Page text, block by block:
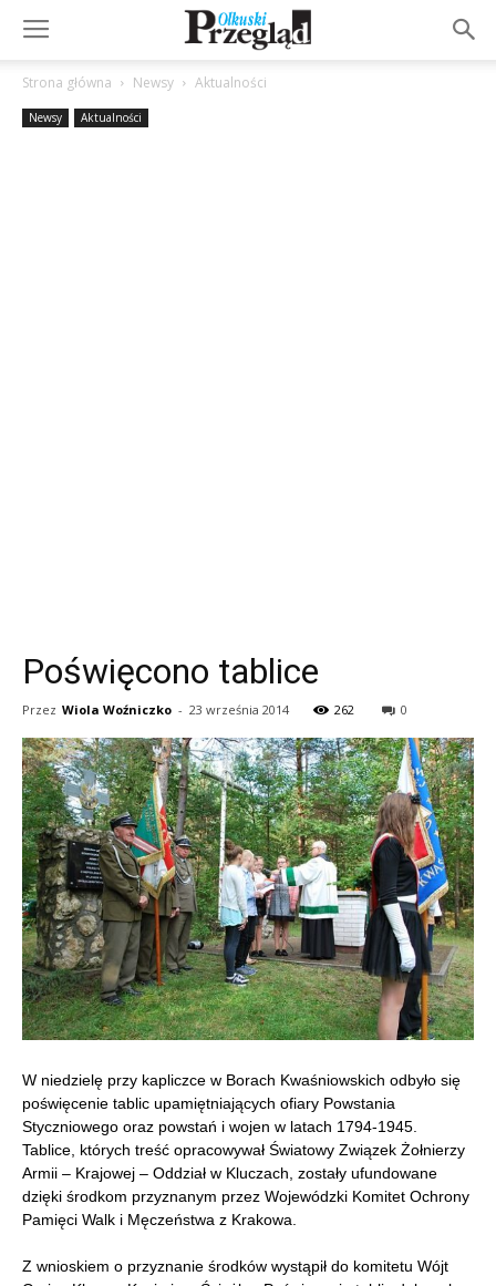
Strona główna Newsy Aktualności
Newsy Aktualności
Poświęcono tablice
Przez Wiola Woźniczko - 23 września 2014 262 0
W niedzielę przy kapliczce w Borach Kwaśniowskich odbyło się
poświęcenie tablic upamiętniających ofiary Powstania
Styczniowego oraz powstań i wojen w latach 1794-1945.
Tablice, których treść opracowywał Światowy Związek Żołnierzy
Armii – Krajowej – Oddział w Kluczach, zostały ufundowane
dzięki środkom przyznanym przez Wojewódzki Komitet Ochrony
Pamięci Walk i Męczeństwa z Krakowa.
Z wnioskiem o przyznanie środków wystąpił do komitetu Wójt